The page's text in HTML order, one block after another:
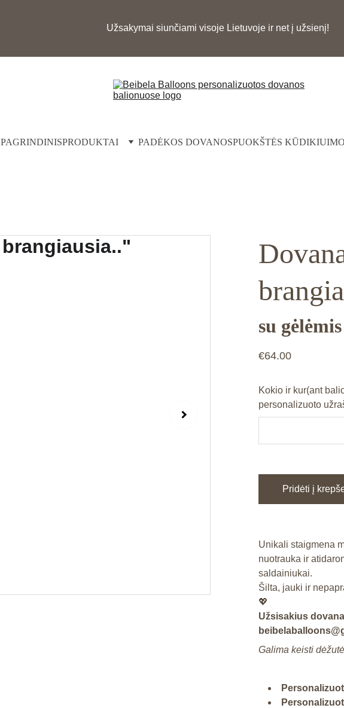
PAGRINDINISPRODUKTAI PADĖKOS DOVANOSPUOKŠTĖS KŪDIKIUI
su gėlėmis
€64.00
Kokio ir kur(ant
personalizuoto
Pridėti į
Unikali staigmena
nuotrauka ir
saldainiukai.
Šilta, jauki ir
💖
Užsisakius
Galima keisti
Užsakymai siunčiami visoje Lietuvoje ir net į užsienį!